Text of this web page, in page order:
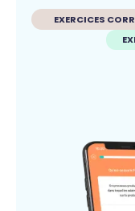
EXERCICES